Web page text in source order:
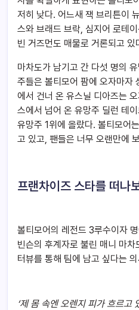
저히 낮다. 어느새 잭 브리튼이
스와 브래드 브락, 심지어 로테
빈 거즈먼도 매물로 거론되고 있
마차도가 남기고 간 다섯 명의
주들은 볼티모어 팜에 오자마자
에서 건너 온 유스닐 디아즈는
스에서 넘어 온 유망주 딜런 테
유망주 1위에 올랐다. 볼티모어
고 있고, 팬들은 너무 오랜만에
프랜차이즈 스타를 떠나
볼티모어의 레전드 3루수이자
빈슨의 후계자로 불린 매니 마
터뷰를 통해 팀에 남고 싶다는
‘제 몸 속엔 오렌지 피가 흐르고